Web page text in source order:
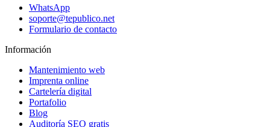
WhatsApp
soporte@tepublico.net
Formulario de contacto
Información
Mantenimiento web
Imprenta online
Cartelería digital
Portafolio
Blog
Auditoría SEO gratis